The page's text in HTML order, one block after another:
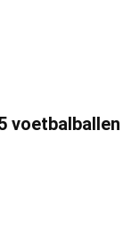
voetbalballen